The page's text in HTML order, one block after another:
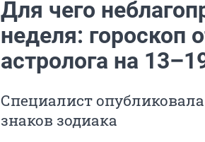
Для чего
неделя: гороскоп
астролога на
Специалист
знаков зодиака